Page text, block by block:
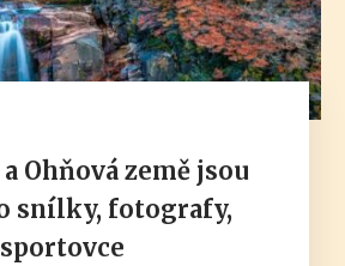
Ohňová země jsou
snílky, fotografy,